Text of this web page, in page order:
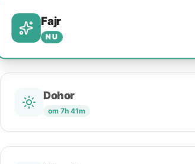
Fajr
NU
Dohor
om 7h 41m